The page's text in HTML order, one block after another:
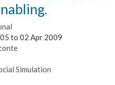
to 02 Apr 2009
Simulation